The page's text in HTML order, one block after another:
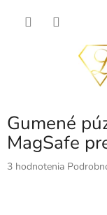
Gumené
MagSafe
Priemerné
3 hodnotenia